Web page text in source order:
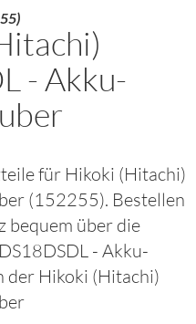
- Akku-
für Hikoki (Hitachi)
(152255). Bestellen
bequem über die
- Akku-
der Hikoki (Hitachi)